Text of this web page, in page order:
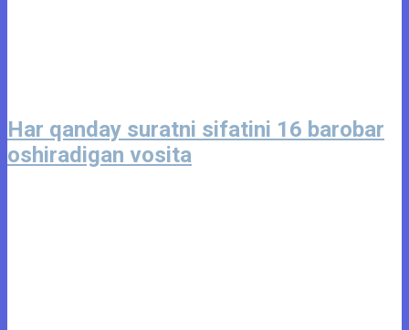
Har qanday suratni sifatini 16 barobar
oshiradigan vosita